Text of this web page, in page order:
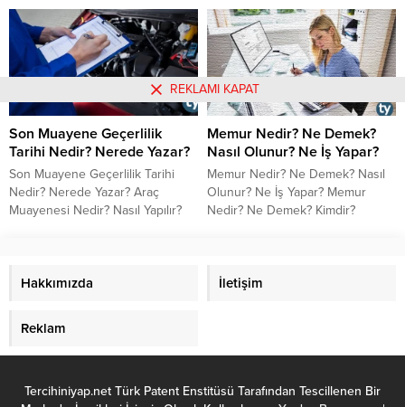
Yeri İnceleme Uzmanı Nedir?
Kimdir? Olay Yeri İnceleme
Uzmanı Nasıl Olunur? Olay Yeri
İnceleme Uzmanı Ne İş Yapar?
Olay Yeri Uzmanı Olma Şartları
Nelerdir?
edilir? Olağanüstü hal ilanını kim
yapar? Korona virüsü sebebiyle
Ohal ilan edilebilir mi? Ohal ile
alakalı olarak merak ettiğiniz
detayları haberimizde
bulabilirsiniz.
Son Muayene Geçerlilik
Tarihi Nedir? Nerede Yazar?
Son Muayene Geçerlilik Tarihi
Nedir? Nerede Yazar? Araç
Muayenesi Nedir? Nasıl Yapılır?
Memur Nedir? Ne Demek?
Nasıl Olunur? Ne İş Yapar?
Memur Nedir? Ne Demek? Nasıl
Olunur? Ne İş Yapar? Memur
Nedir? Ne Demek? Kimdir?
Hakkımızda İletişim
Reklam
Tercihiniyap.net Türk Patent Enstitüsü Tarafından Tescillenen Bir
REKLAMI KAPAT